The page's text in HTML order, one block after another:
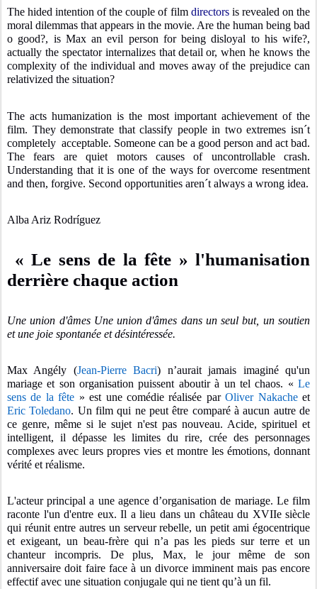
The hided intention of the couple of film directorsis revealed on the
moral dilemmas that appears in the movie. Are the human being bad
o good?, is Max an evil person for being disloyal to his wife?,
actually the spectator internalizes that detail or, when he knows the
complexity of the individual and moves away of the prejudice can
relativized the situation?
The acts humanization is the most important achievement of the
film. They demonstrate that classify people in two extremes isn´t
completely acceptable. Someone can be a good person and act bad.
The fears are quiet motors causes of uncontrollable crash.
Understanding that it is one of the ways for overcome resentment
and then, forgive. Second opportunities aren´t always a wrong idea.
Alba Ariz Rodríguez
« Le sens de la fête » l'humanisation
derrière chaque action
Une union d'âmes Une union d'âmes dans un seul but, un soutien
et une joie spontanée et désintéressée.
Max Angély (Jean-Pierre Bacri) n’aurait jamais imaginé qu'un
mariage et son organisation puissent aboutir à un tel chaos. « Le
sens de la fête » est une comédie réalisée parOliver Nakacheet
Eric Toledano. Un film qui ne peut être comparé à aucun autre de
ce genre, même si le sujet n'est pas nouveau. Acide, spirituel et
intelligent, il dépasse les limites du rire, crée des personnages
complexes avec leurs propres vies et montre les émotions, donnant
vérité et réalisme.
L'acteur principal a une agence d’organisation de mariage. Le film
raconte l'un d'entre eux. Il a lieu dans un château du XVIIe siècle
qui réunit entre autres un serveur rebelle, un petit ami égocentrique
et exigeant, un beau-frère qui n’a pas les pieds sur terre et un
chanteur incompris. De plus, Max, le jour même de son
anniversaire doit faire face à un divorce imminent mais pas encore
effectif avec une situation conjugale qui ne tient qu’à un fil.